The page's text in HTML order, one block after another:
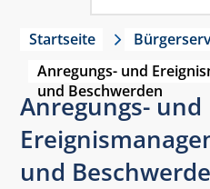
Startseite
Anregungs- und
und Beschwerden
Anregungs- und
und